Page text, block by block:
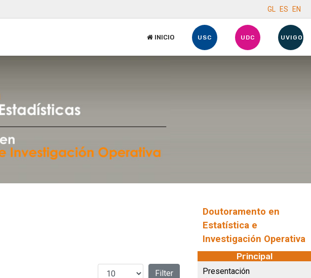
GL ES EN
INICIO USC UDC UVIGO
Amosar # Filter
Doutoramento en
Estatística e
Investigación Operativa
Principal
Presentación